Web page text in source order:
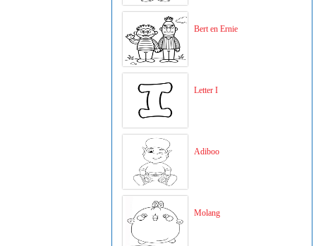
Bert en Ernie
Letter I
Adiboo
Molang